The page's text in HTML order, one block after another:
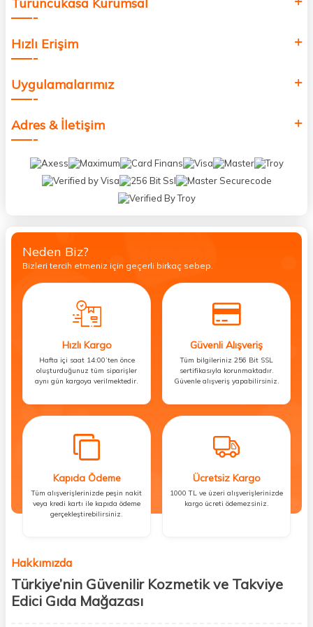
Turuncukasa Kurumsal
Hızlı Erişim
Uygulamalarımız
Adres & İletişim
Neden Biz?
Bizleri tercih etmeniz için geçerli birkaç sebep.
Hızlı Kargo
Hafta içi saat 14:00’ten önce
oluşturduğunuz tüm siparişler
aynı gün kargoya verilmektedir.
Güvenli Alışveriş
Tüm bilgileriniz 256 Bit SSL
sertifikasıyla korunmaktadır.
Güvenle alışveriş yapabilirsiniz.
Kapıda Ödeme
Tüm alışverişlerinizde peşin nakit
veya kredi kartı ile kapıda ödeme
gerçekleştirebilirsiniz.
Ücretsiz Kargo
1000 TL ve üzeri alışverişlerinizde
kargo ücreti ödemezsiniz.
Hakkımızda
Türkiye’nin Güvenilir Kozmetik ve Takviye
Edici Gıda Mağazası